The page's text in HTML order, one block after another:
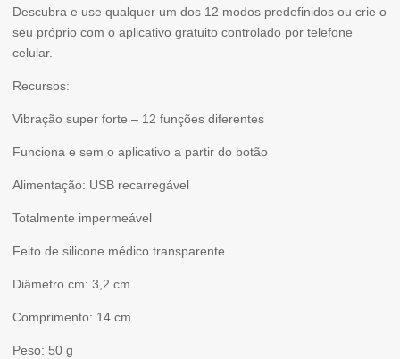
Descubra e use qualquer um dos 12 modos predefinidos ou crie o
seu próprio com o aplicativo gratuito controlado por telefone
celular.
Recursos:
Vibração super forte – 12 funções diferentes
Funciona e sem o aplicativo a partir do botão
Alimentação: USB recarregável
Totalmente impermeável
Feito de silicone médico transparente
Diâmetro cm: 3,2 cm
Comprimento: 14 cm
Peso: 50 g